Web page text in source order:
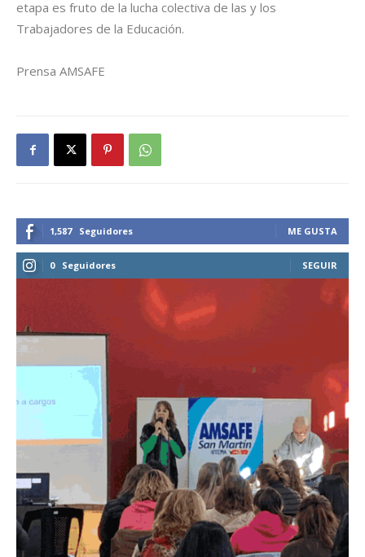
etapa es fruto de la lucha colectiva de las y los
Trabajadores de la Educación.
Prensa AMSAFE
1,587 Seguidores ME GUSTA
0 Seguidores SEGUIR